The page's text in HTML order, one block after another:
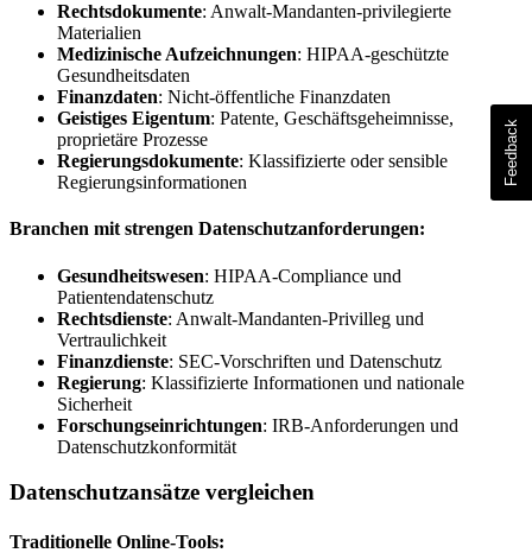
Rechtsdokumente: Anwalt-Mandanten-privilegierte
Materialien
Medizinische Aufzeichnungen: HIPAA-geschützte
Gesundheitsdaten
Finanzdaten: Nicht-öffentliche Finanzdaten
Geistiges Eigentum: Patente, Geschäftsgeheimnisse,
proprietäre Prozesse
Regierungsdokumente: Klassifizierte oder sensible
Regierungsinformationen
Branchen mit strengen Datenschutzanforderungen:
Gesundheitswesen: HIPAA-Compliance und
Patientendatenschutz
Rechtsdienste: Anwalt-Mandanten-Privilleg und
Vertraulichkeit
Finanzdienste: SEC-Vorschriften und Datenschutz
Regierung: Klassifizierte Informationen und nationale
Sicherheit
Forschungseinrichtungen: IRB-Anforderungen und
Datenschutzkonformität
Datenschutzansätze vergleichen
Traditionelle Online-Tools: